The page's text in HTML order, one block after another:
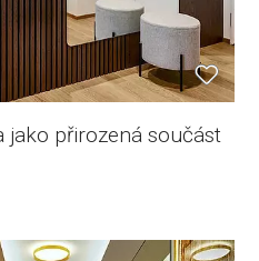
jako přirozená součást